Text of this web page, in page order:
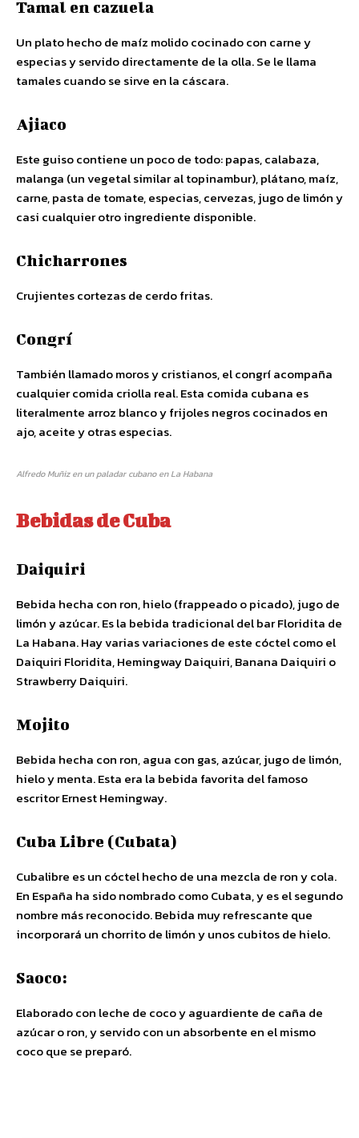
Tamal en cazuela
Un plato hecho de maíz molido cocinado con carne y
especias y servido directamente de la olla. Se le llama
tamales cuando se sirve en la cáscara.
Ajiaco
Este guiso contiene un poco de todo: papas, calabaza,
malanga (un vegetal similar al topinambur), plátano, maíz,
carne, pasta de tomate, especias, cervezas, jugo de limón y
casi cualquier otro ingrediente disponible.
Chicharrones
Crujientes cortezas de cerdo fritas.
Congrí
También llamado moros y cristianos, el congrí acompaña
cualquier comida criolla real. Esta comida cubana es
literalmente arroz blanco y frijoles negros cocinados en
ajo, aceite y otras especias.
Alfredo Muñiz en un paladar cubano en La Habana
Bebidas de Cuba
Daiquiri
Bebida hecha con ron, hielo (frappeado o picado), jugo de
limón y azúcar. Es la bebida tradicional del bar Floridita de
La Habana. Hay varias variaciones de este cóctel como el
Daiquiri Floridita, Hemingway Daiquiri, Banana Daiquiri o
Strawberry Daiquiri.
Mojito
Bebida hecha con ron, agua con gas, azúcar, jugo de limón,
hielo y menta. Esta era la bebida favorita del famoso
escritor Ernest Hemingway.
Cuba Libre (Cubata)
Cubalibre es un cóctel hecho de una mezcla de ron y cola.
En España ha sido nombrado como Cubata, y es el segundo
nombre más reconocido. Bebida muy refrescante que
incorporará un chorrito de limón y unos cubitos de hielo.
Saoco:
Elaborado con leche de coco y aguardiente de caña de
azúcar o ron, y servido con un absorbente en el mismo
coco que se preparó.